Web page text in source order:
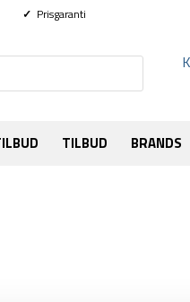
✓ Prisgaranti
TILBUD BRANDS